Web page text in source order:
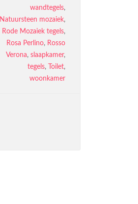
wandtegels,
Natuursteen mozaiek,
Rode Mozaiek tegels,
Rosa Perlino, Rosso
Verona, slaapkamer,
tegels, Toilet,
woonkamer